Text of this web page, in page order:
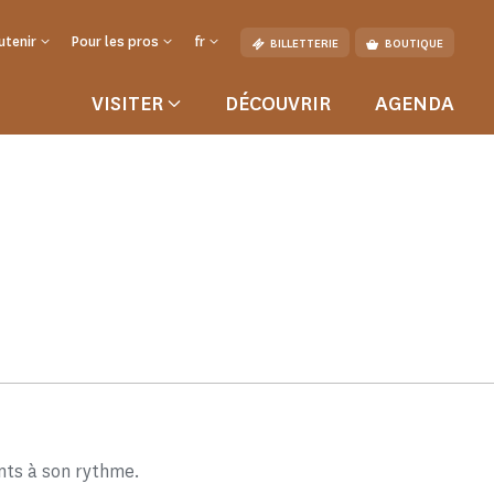
Pour les pros fr BILLETTERIE BOUTIQUE
VISITER DÉCOUVRIR AGENDA
à son rythme.